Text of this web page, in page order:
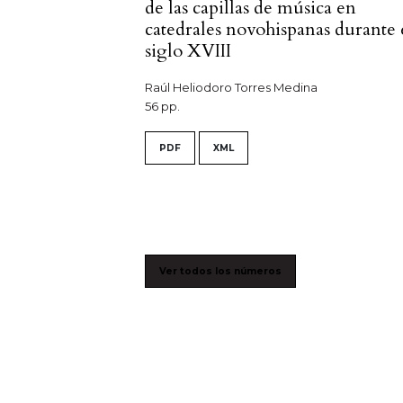
de las capillas de música en
catedrales novohispanas durante
siglo XVIII
Raúl Heliodoro Torres Medina
56 pp.
PDF XML
Ver todos los números